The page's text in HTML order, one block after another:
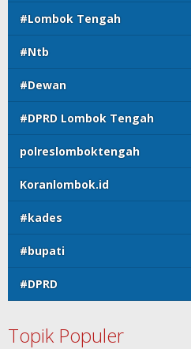
#Lombok Tengah
#Ntb
#Dewan
#DPRD Lombok Tengah
polreslomboktengah
Koranlombok.id
#kades
#bupati
#DPRD
Topik Populer